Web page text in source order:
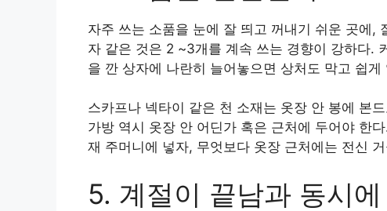
자주 쓰는 소품을 눈에 잘 띄고 꺼내기 쉬운 곳에,
자 같은 것은 2 ~3개를 계속 쓰는 경향이 강하다.
을 깐 상자에 나란히 늘어놓으면 상처도 막고 쉽게
스카프나 넥타이 같은 천 소재는 옷장 안 봉에 본
가방 역시 옷장 안 어딘가 혹은 근처에 두어야 한
재 주머니에 넣자, 무엇보다 옷장 근처에는 전신
5. 계절이 끝남과 동시